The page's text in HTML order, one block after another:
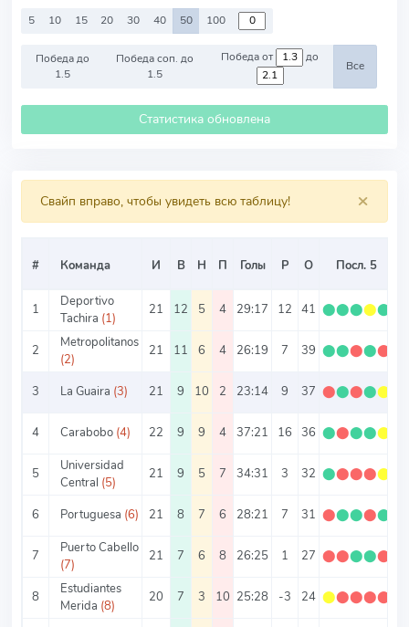
5 10 15 20 30 40 50 100
Победа до
1.5
Победа соп. до
1.5
Победа от до
Все
Статистика обновлена
×
Свайп вправо, чтобы увидеть всю таблицу!
# Команда И В Н П Голы Р О Посл. 5
1
Deportivo
Tachira (1)
21 12 5 4 29:17 12 41 ⬤⬤⬤⬤⬤
2
Metropolitanos
(2)
21 11 6 4 26:19 7 39 ⬤⬤⬤⬤⬤
3 La Guaira (3) 21 9 10 2 23:14 9 37 ⬤⬤⬤⬤⬤
4 Carabobo (4) 22 9 9 4 37:21 16 36 ⬤⬤⬤⬤⬤
5
Universidad
Central (5)
21 9 5 7 34:31 3 32 ⬤⬤⬤⬤⬤
6 Portuguesa (6) 21 8 7 6 28:21 7 31 ⬤⬤⬤⬤⬤
7
Puerto Cabello
(7)
21 7 6 8 26:25 1 27 ⬤⬤⬤⬤⬤
8
Estudiantes
Merida (8)
20 7 3 10 25:28 -3 24 ⬤⬤⬤⬤⬤